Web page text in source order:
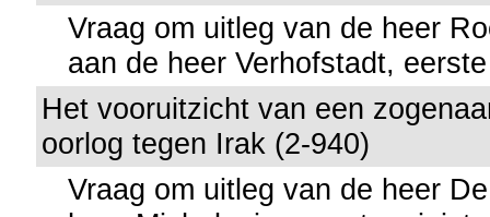
Vraag om uitleg van de heer
aan de heer Verhofstadt,
Het vooruitzicht van een
oorlog tegen Irak (2-940)
Vraag om uitleg van de heer